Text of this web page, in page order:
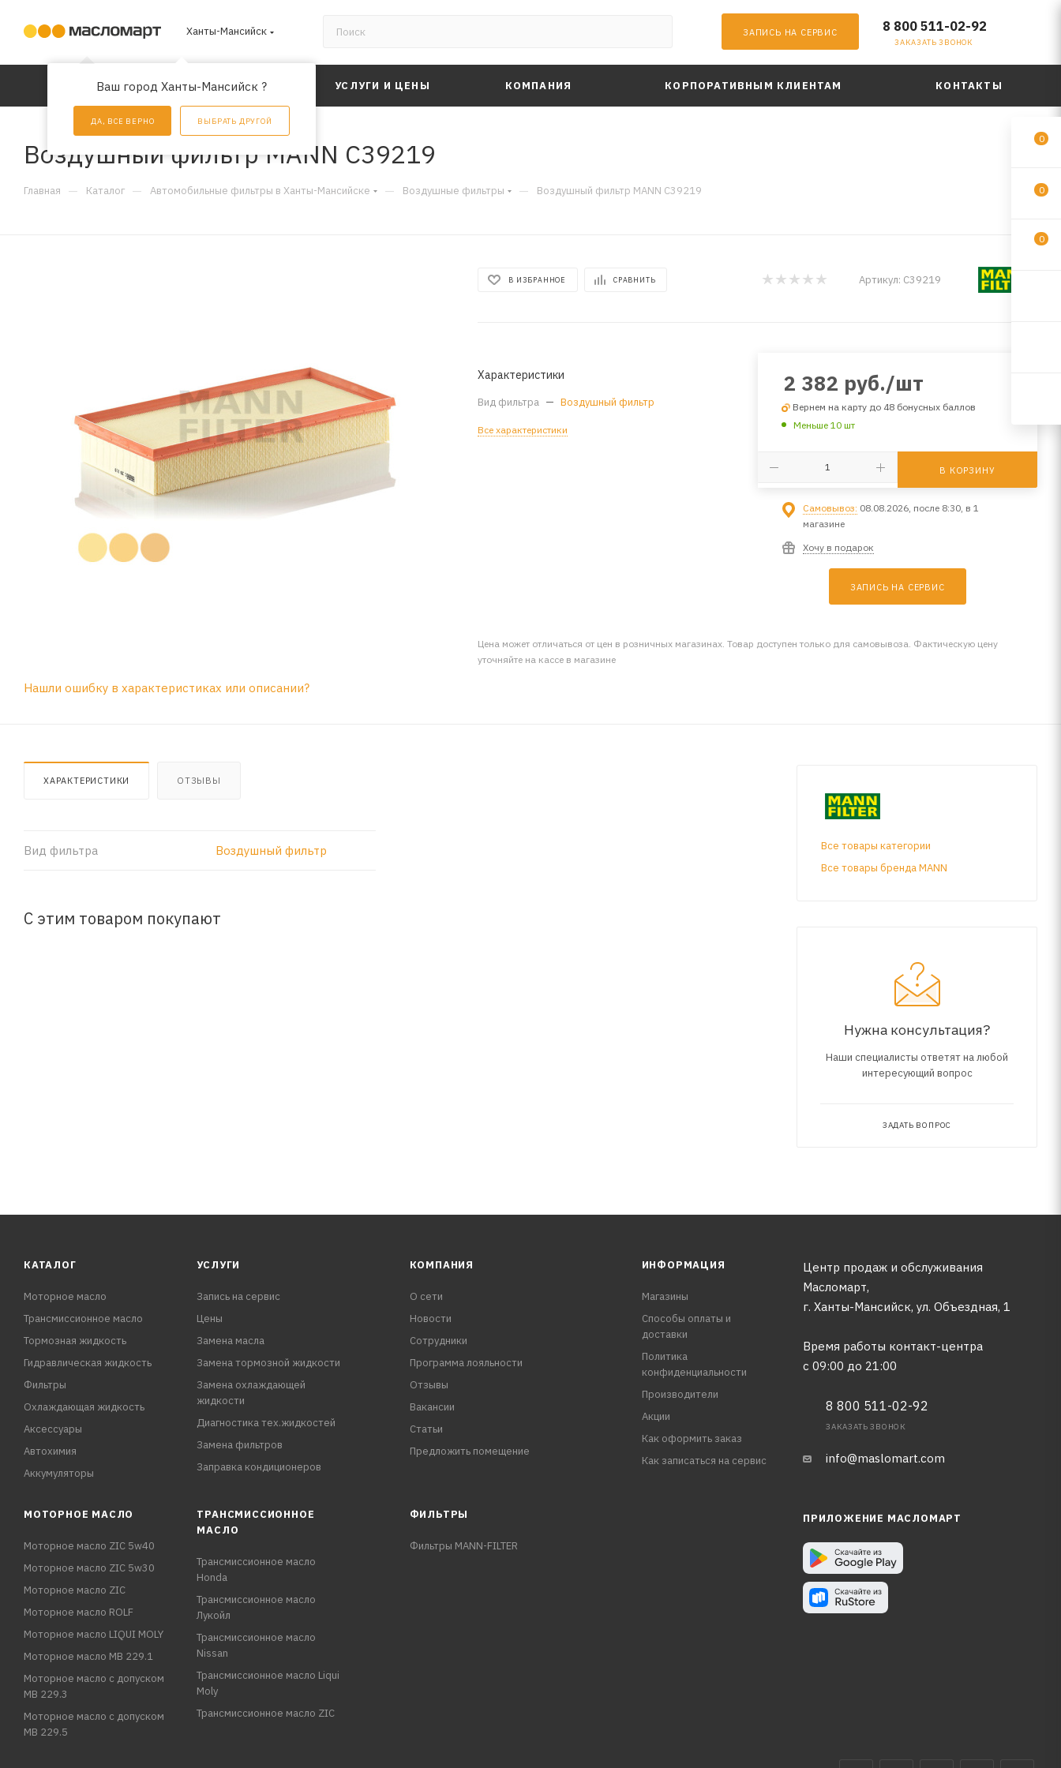
Ханты-Мансийск
Ваш город Ханты-Мансийск ?
ДА, ВСЕ ВЕРНО ВЫБРАТЬ ДРУГОЙ
ЗАПИСЬ НА СЕРВИС 8 800 511-02-92
ЗАКАЗАТЬ ЗВОНОК
КАТАЛОГ АКЦИИ УСЛУГИ И ЦЕНЫ КОМПАНИЯ КОРПОРАТИВНЫМ КЛИЕНТАМ КОНТАКТЫ
Воздушный фильтр MANN C39219
Главная — Каталог — Автомобильные фильтры в Ханты-Мансийске — Воздушные фильтры — Воздушный фильтр MANN C39219
В ИЗБРАННОЕ СРАВНИТЬ Артикул: C39219
Характеристики
Вид фильтра — Воздушный фильтр
Все характеристики
2 382 руб./шт
Вернем на карту до 48 бонусных баллов
Меньше 10 шт
В КОРЗИНУ
Самовывоз: 08.08.2026, после 8:30, в 1
магазине
Хочу в подарок
ЗАПИСЬ НА СЕРВИС
Цена может отличаться от цен в розничных магазинах. Товар доступен только для самовывоза. Фактическую цену
уточняйте на кассе в магазине
Нашли ошибку в характеристиках или описании?
ХАРАКТЕРИСТИКИ ОТЗЫВЫ
Вид фильтра Воздушный фильтр
С этим товаром покупают
Все товары категории
Все товары бренда MANN
Нужна консультация?
Наши специалисты ответят на любой
интересующий вопрос
ЗАДАТЬ ВОПРОС
КАТАЛОГ
Моторное масло
Трансмиссионное масло
Тормозная жидкость
Гидравлическая жидкость
Фильтры
Охлаждающая жидкость
Аксессуары
Автохимия
Аккумуляторы
УСЛУГИ
Запись на сервис
Цены
Замена масла
Замена тормозной жидкости
Замена охлаждающей
жидкости
Диагностика тех.жидкостей
Замена фильтров
Заправка кондиционеров
КОМПАНИЯ
О сети
Новости
Сотрудники
Программа лояльности
Отзывы
Вакансии
Статьи
Предложить помещение
ИНФОРМАЦИЯ
Магазины
Способы оплаты и
доставки
Политика
конфиденциальности
Производители
Акции
Как оформить заказ
Как записаться на сервис
Центр продаж и обслуживания
Масломарт,
г. Ханты-Мансийск, ул. Объездная, 1
Время работы контакт-центра
с 09:00 до 21:00
8 800 511-02-92
ЗАКАЗАТЬ ЗВОНОК
info@maslomart.com
МОТОРНОЕ МАСЛО
Моторное масло ZIC 5w40
Моторное масло ZIC 5w30
Моторное масло ZIC
Моторное масло ROLF
Моторное масло LIQUI MOLY
Моторное масло MB 229.1
Моторное масло с допуском
MB 229.3
Моторное масло с допуском
MB 229.5
ТРАНСМИССИОННОЕ
МАСЛО
Трансмиссионное масло
Honda
Трансмиссионное масло
Лукойл
Трансмиссионное масло
Nissan
Трансмиссионное масло Liqui
Moly
Трансмиссионное масло ZIC
ФИЛЬТРЫ
Фильтры MANN-FILTER
ПРИЛОЖЕНИЕ МАСЛОМАРТ
0
0
0